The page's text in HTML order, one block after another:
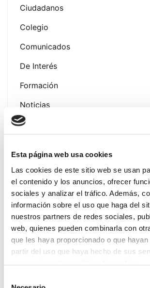
Esta página web usa cookies
Las cookies de este sitio web se usan
el contenido y los anuncios, ofrecer
sociales y analizar el tráfico. Además,
información sobre el uso que haga del
nuestros partners de redes sociales,
web, quienes pueden combinarla con
que les haya proporcionado o que
partir del uso que haya hecho de sus
Ciudadanos
Colegio
Comunicados
De Interés
Formación
Noticias
Latest Post
Presentación
Fotoprotección
12 de June de
EVENTO
– Baluarte